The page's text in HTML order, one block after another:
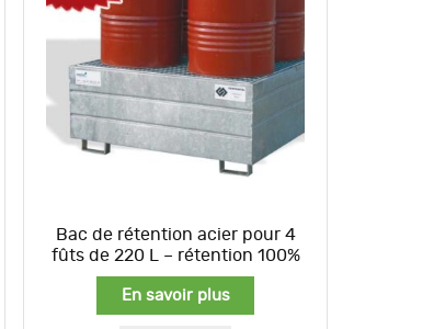
Bac de rétention acier pour 4
fûts de 220 L – rétention 100%
En savoir plus